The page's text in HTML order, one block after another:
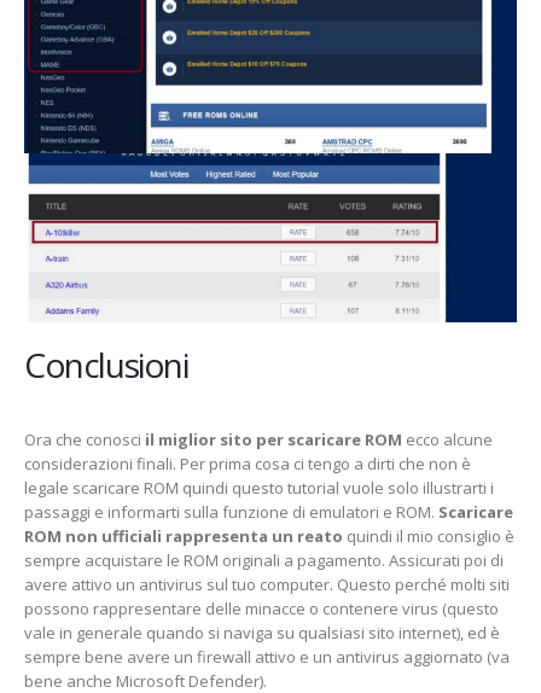
Conclusioni
Ora che conosci il miglior sito per scaricare ROM ecco alcune
considerazioni finali. Per prima cosa ci tengo a dirti che non è
legale scaricare ROM quindi questo tutorial vuole solo illustrarti i
passaggi e informarti sulla funzione di emulatori e ROM. Scaricare
ROM non ufficiali rappresenta un reato quindi il mio consiglio è
sempre acquistare le ROM originali a pagamento. Assicurati poi di
avere attivo un antivirus sul tuo computer. Questo perché molti siti
possono rappresentare delle minacce o contenere virus (questo
vale in generale quando si naviga su qualsiasi sito internet), ed è
sempre bene avere un firewall attivo e un antivirus aggiornato (va
bene anche Microsoft Defender).